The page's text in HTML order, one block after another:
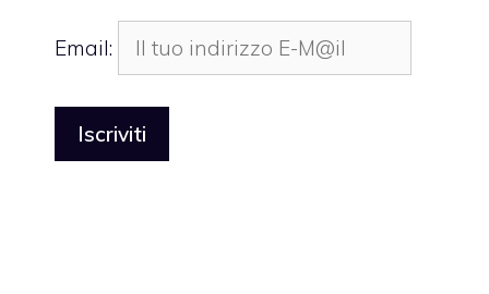
Email: